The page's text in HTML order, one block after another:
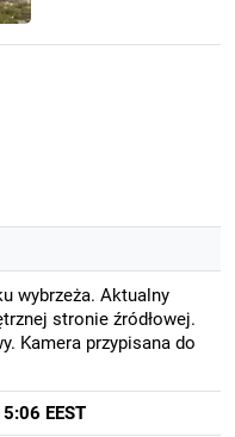
wybrzeża. Aktualny
stronie źródłowej.
Kamera przypisana do
EEST